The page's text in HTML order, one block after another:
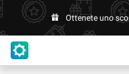
Ottenete uno